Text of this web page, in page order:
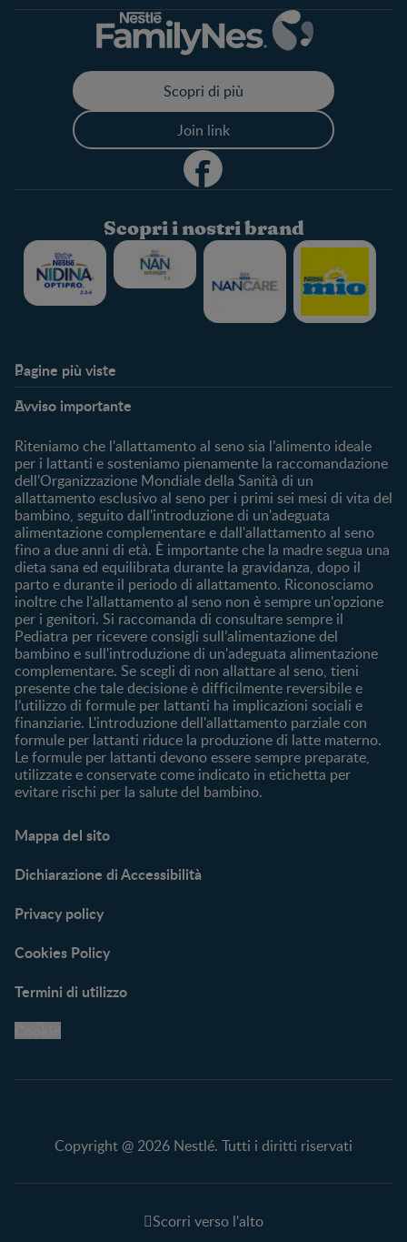
Scopri di più
Join link
Scopri i nostri brand
Pagine più viste​
My Expert
FAQ
Contattaci
Chi Siamo
Accedi/registrati
Acquista
Cerca prodotto
I nostri brand
Cerca un negozio
Avviso importante
Riteniamo che l'allattamento al seno sia l’alimento ideale
per i lattanti e sosteniamo pienamente la raccomandazione
dell'Organizzazione Mondiale della Sanità di un
allattamento esclusivo al seno per i primi sei mesi di vita del
bambino, seguito dall'introduzione di un'adeguata
alimentazione complementare e dall'allattamento al seno
fino a due anni di età. È importante che la madre segua una
dieta sana ed equilibrata durante la gravidanza, dopo il
parto e durante il periodo di allattamento. Riconosciamo
inoltre che l'allattamento al seno non è sempre un'opzione
per i genitori. Si raccomanda di consultare sempre il
Pediatra per ricevere consigli sull’alimentazione del
bambino e sull'introduzione di un'adeguata alimentazione
complementare. Se scegli di non allattare al seno, tieni
presente che tale decisione è difficilmente reversibile e
l’utilizzo di formule per lattanti ha implicazioni sociali e
finanziarie. L'introduzione dell'allattamento parziale con
formule per lattanti riduce la produzione di latte materno.
Le formule per lattanti devono essere sempre preparate,
utilizzate e conservate come indicato in etichetta per
evitare rischi per la salute del bambino.
Mappa del sito
Dichiarazione di Accessibilità
Privacy policy
Cookies Policy
Termini di utilizzo
Copyright @ 2026 Nestlé. Tutti i diritti riservati
Scorri verso l'alto